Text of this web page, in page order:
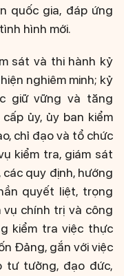
quốc gia, đáp ứng
hình mới.
sát và thi hành kỷ
nghiêm minh; kỷ
giữ vững và tăng
ủy, ủy ban kiểm
chỉ đạo và tổ chức
kiểm tra, giám sát
quy định, hướng
quyết liệt, trọng
vụ chính trị và công
kiểm tra việc thực
Đảng, gắn với việc
tư tưởng, đạo đức,